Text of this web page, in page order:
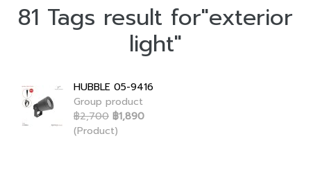
81 Tags result for"exterior
light"
HUBBLE 05-9416
Group product
฿2,700 ฿1,890
(Product)